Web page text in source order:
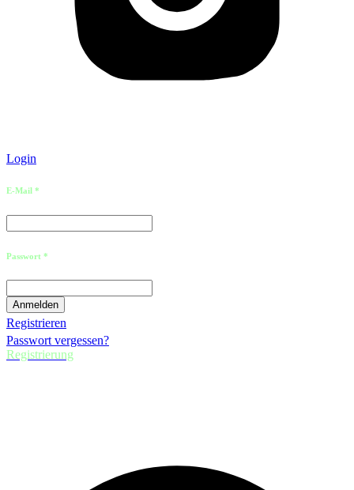
Login
E-Mail *
Passwort *
Registrieren
Passwort vergessen?
Registrierung